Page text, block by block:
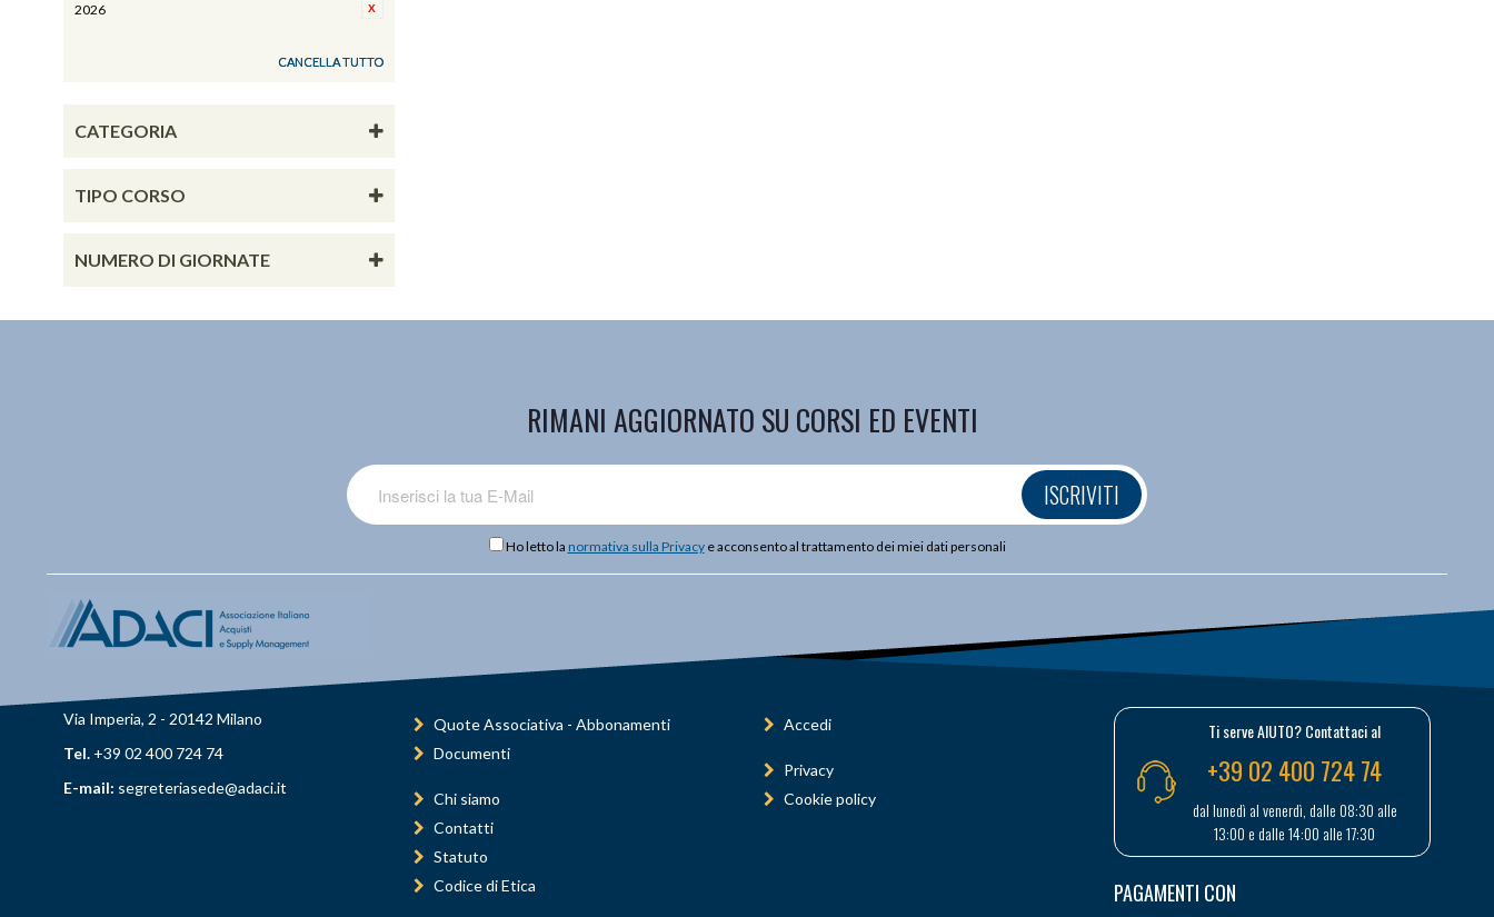
2026
CANCELLA TUTTO
CATEGORIA
TIPO CORSO
NUMERO DI GIORNATE
RIMANI AGGIORNATO SU CORSI ED EVENTI
ISCRIVITI
Ho letto la normativa sulla Privacye acconsento al trattamento dei miei dati personali
Via Imperia, 2 - 20142 Milano
Tel. +39 02 400 724 74
E-mail: segreteriasede@adaci.it
Quote Associativa - Abbonamenti
Documenti
Chi siamo
Contatti
Statuto
Codice di Etica
Accedi
Privacy
Cookie policy
Ti serve AIUTO? Contattaci al
+39 02 400 724 74
dal lunedì al venerdì, dalle 08:30 alle
13:00 e dalle 14:00 alle 17:30
PAGAMENTI CON